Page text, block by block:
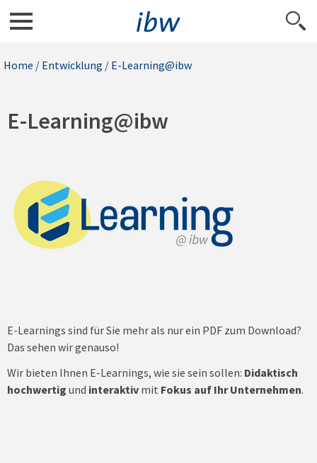
Home / Entwicklung / E-Learning@ibw
E-Learning@ibw
E-Learnings sind für Sie mehr als nur ein PDF zum Download?
Das sehen wir genauso!
Wir bieten Ihnen E-Learnings, wie sie sein sollen: Didaktisch
hochwertig und interaktiv mit Fokus auf Ihr Unternehmen.